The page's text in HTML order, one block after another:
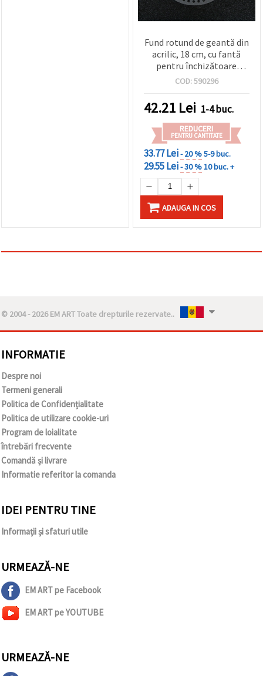
Fund rotund de geantă din
acrilic, 18 cm, cu fantă
pentru închizătoare
0,9x0,2 cm, alb
COD:590296
42.21 Lei 1-4 buc.
REDUCERI
PENTRU CANTITATE
33.77 Lei- 20 %5-9 buc.
29.55 Lei- 30 %10 buc. +
ADAUGA IN COS
© 2004 - 2026 EM ART Toate drepturile rezervate..
INFORMATIE
Despre noi
Termeni generali
Politica de Confidențialitate
Politica de utilizare cookie-uri
Program de loialitate
întrebări frecvente
Comandă și livrare
Informatie referitor la comanda
IDEI PENTRU TINE
Informații și sfaturi utile
URMEAZĂ-NE
EM ART pe Facebook
EM ART pe YOUTUBE
URMEAZĂ-NE